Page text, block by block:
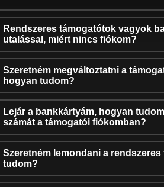
Rendszeres támogatótok vagyok
utalással, miért nincs fiókom?
Szeretném megváltoztatni a
hogyan tudom?
Lejár a bankkártyám, hogyan
számát a támogatói fiókomban?
Szeretném lemondani a
tudom?